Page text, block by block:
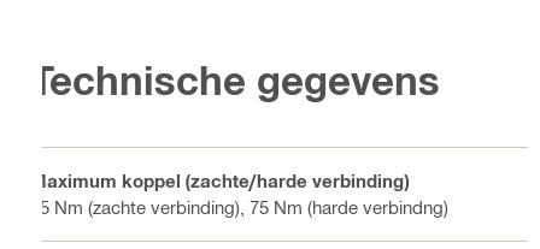
Technische gegevens
Maximum koppel (zachte/harde verbinding)
55 Nm (zachte verbinding), 75 Nm (harde verbindng)